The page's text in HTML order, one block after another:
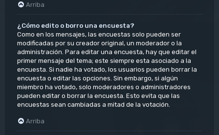
Arriba
¿Cómo edito o borro una encuesta?
Como en los mensajes, las encuestas solo pueden ser
modificadas por su creador original, un moderador o la
administración. Para editar una encuesta, hay que editar el
primer mensaje del tema; este siempre esta asociado a la
encuesta. Si nadie ha votado, los usuarios pueden borrar la
encuesta o editar las opciones. Sin embargo, si algún
miembro ha votado, solo moderadores o administradores
pueden editar o borrar la encuesta. Esto evita que las
encuestas sean cambiadas a mitad de la votación.
Arriba